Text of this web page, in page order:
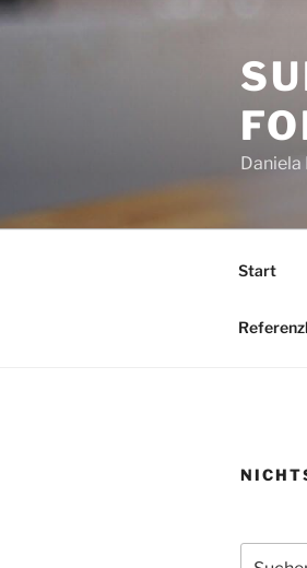
Zum
Daniela
Start